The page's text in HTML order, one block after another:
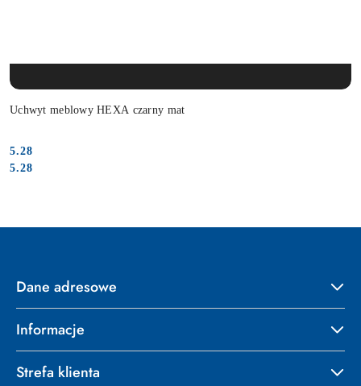
Uchwyt meblowy HEXA czarny mat
Cena:
5.28
Cena:
5.28
Dane adresowe
Informacje
Strefa klienta